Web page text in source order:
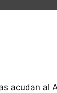
acudan al